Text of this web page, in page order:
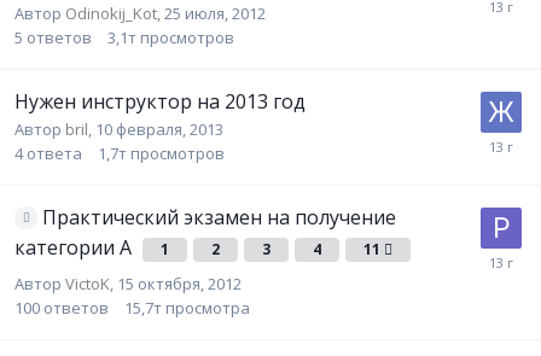
Автор Odinokij_Kot 25 июля, 2012
5 ответов 3,1т просмотров
Нужен инструктор на 2013 год
Автор bril 10 февраля, 2013
4 ответа 1,7т просмотров
Практический экзамен на получение
категории А
1 2 3 4 11
Автор VictoK 15 октября, 2012
100 ответов 15,7т просмотра